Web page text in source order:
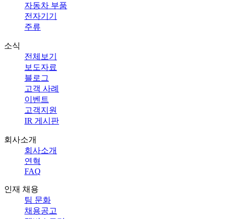
자동차 부품
전자기기
주류
소식
전체보기
보도자료
블로그
고객 사례
이벤트
고객지원
IR 게시판
회사소개
회사소개
연혁
FAQ
인재 채용
팀 문화
채용공고